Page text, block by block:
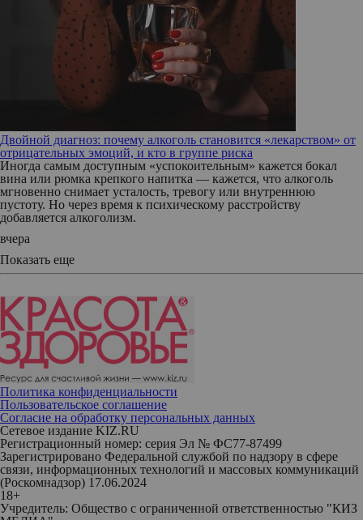
Двойной диагноз: почему алкоголь становится «лекарством» от
отрицательных эмоций, и кто в группе риска
Иногда самым доступным «успокоительным» кажется бокал
вина или рюмка крепкого напитка — кажется, что алкоголь
мгновенно снимает усталость, тревогу или внутреннюю
пустоту. Но через время к психическому расстройству
добавляется алкоголизм.
вчера
Показать еще
Политика конфиденциальности
Пользовательское соглашение
Согласие на обработку персональных данных
Сетевое издание KIZ.RU
Регистрационный номер: серия Эл № ФС77-87499
Зарегистрировано Федеральной службой по надзору в сфере
связи, информационных технологий и массовых коммуникаций
(Роскомнадзор) 17.06.2024
18+
Учредитель: Общество с ограниченной ответственностью "КИЗ